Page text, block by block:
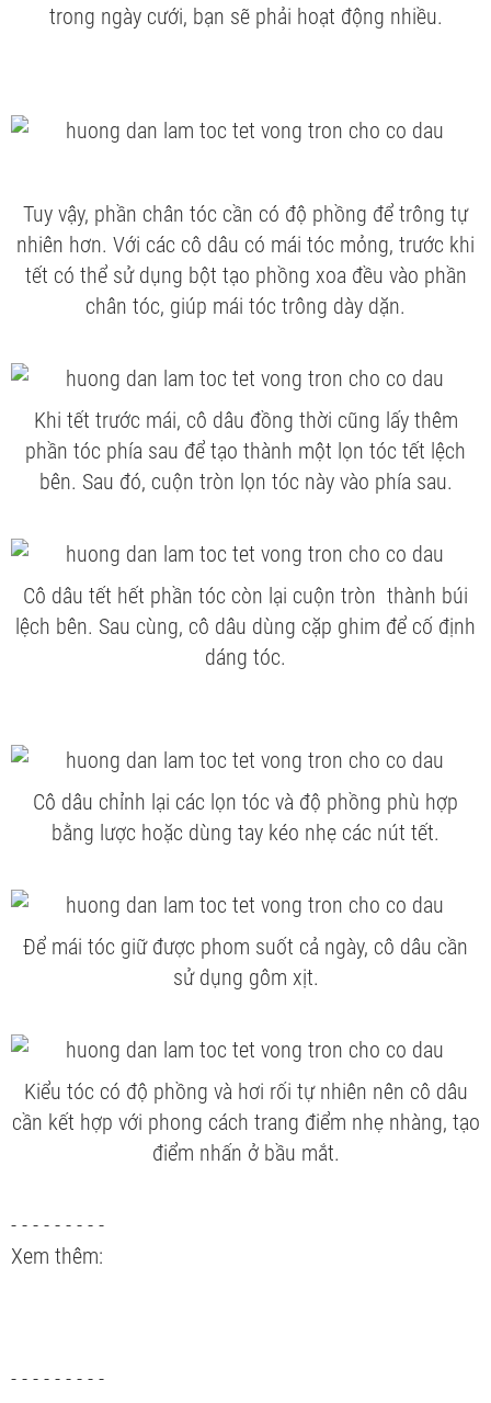
trong ngày cưới, bạn sẽ phải hoạt động nhiều.
Tuy vậy, phần chân tóc cần có độ phồng để trông tự
nhiên hơn. Với các cô dâu có mái tóc mỏng, trước khi
tết có thể sử dụng bột tạo phồng xoa đều vào phần
chân tóc, giúp mái tóc trông dày dặn.
Khi tết trước mái, cô dâu đồng thời cũng lấy thêm
phần tóc phía sau để tạo thành một lọn tóc tết lệch
bên. Sau đó, cuộn tròn lọn tóc này vào phía sau.
Cô dâu tết hết phần tóc còn lại cuộn tròn thành búi
lệch bên. Sau cùng, cô dâu dùng cặp ghim để cố định
dáng tóc.
Cô dâu chỉnh lại các lọn tóc và độ phồng phù hợp
bằng lược hoặc dùng tay kéo nhẹ các nút tết.
Để mái tóc giữ được phom suốt cả ngày, cô dâu cần
sử dụng gôm xịt.
Kiểu tóc có độ phồng và hơi rối tự nhiên nên cô dâu
cần kết hợp với phong cách trang điểm nhẹ nhàng, tạo
điểm nhấn ở bầu mắt.
- - - - - - - - -
Xem thêm:
- - - - - - - - -